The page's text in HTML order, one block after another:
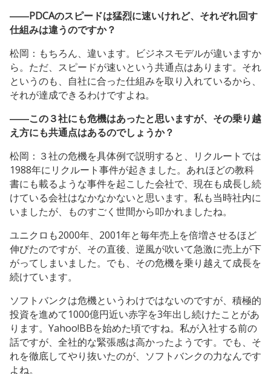
――PDCAのスピードは猛烈に速いけれど、それぞれ回す
仕組みは違うのですか？
松岡：もちろん、違います。ビジネスモデルが違いますか
ら。ただ、スピードが速いという共通点はあります。それ
というのも、自社に合った仕組みを取り入れているから、
それが達成できるわけですよね。
――この３社にも危機はあったと思いますが、その乗り越
え方にも共通点はあるのでしょうか？
松岡：３社の危機を具体例で説明すると、リクルートでは
1988年にリクルート事件が起きました。あれほどの教科
書にも載るような事件を起こした会社で、現在も成長し続
けている会社はなかなかないと思います。私も当時社内に
いましたが、ものすごく世間から叩かれましたね。
ユニクロも2000年、2001年と毎年売上を倍増させるほど
伸びたのですが、その直後、逆風が吹いて急激に売上が下
がってしまいました。でも、その危機を乗り越えて成長を
続けています。
ソフトバンクは危機というわけではないのですが、積極的
投資を進めて1000億円近い赤字を3年出し続けたことがあ
ります。Yahoo!BBを始めた頃ですね。私が入社する前の
話ですが、全社的な緊張感は高かったようです。でも、そ
れを徹底してやり抜いたのが、ソフトバンクの力なんです
よね。